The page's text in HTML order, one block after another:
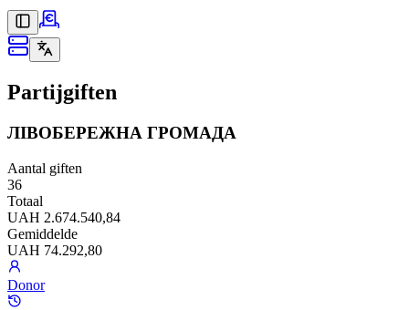
Partijgiften
ЛІВОБЕРЕЖНА ГРОМАДА
Aantal giften
36
Totaal
UAH 2.674.540,84
Gemiddelde
UAH 74.292,80
Donor